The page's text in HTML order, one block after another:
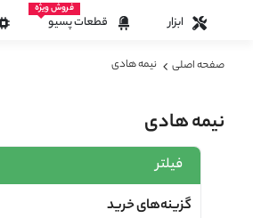
ابزار قطعات پسیو
فروش ویژه
صفحه اصلی نیمه هادی
نیمه هادی
فیلتر
گزینه‌های خرید